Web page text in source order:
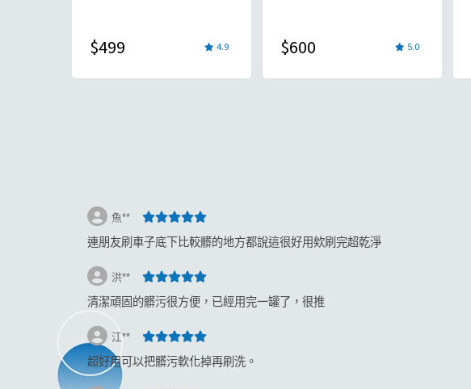
$499 4.9 $600 5.0
魚**
連朋友刷車子底下比較髒的地方都說這很好用欸刷完超乾淨
洪**
清潔頑固的髒污很方便，已經用完一罐了，很推
江**
超好用可以把髒污軟化掉再刷洗。